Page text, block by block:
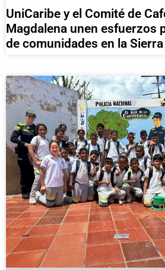
UniCaribe y el Comité de
Magdalena unen esfuerzos
de comunidades en la